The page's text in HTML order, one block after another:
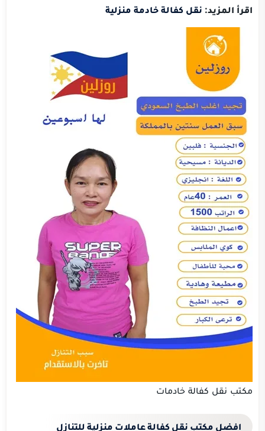
اقرأ المزيد: نقل كفالة خادمة منزلية
مكتب نقل كفالة خادمات
افضل مكتب نقل كفالة عاملات منزلية للتنازل